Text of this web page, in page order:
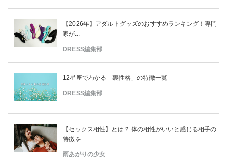
【2026年】アダルトグッズのおすすめランキング！専門
家が...
DRESS編集部
12星座でわかる「裏性格」の特徴一覧
DRESS編集部
【セックス相性】とは？ 体の相性がいいと感じる相手の
特徴を...
雨あがりの少女